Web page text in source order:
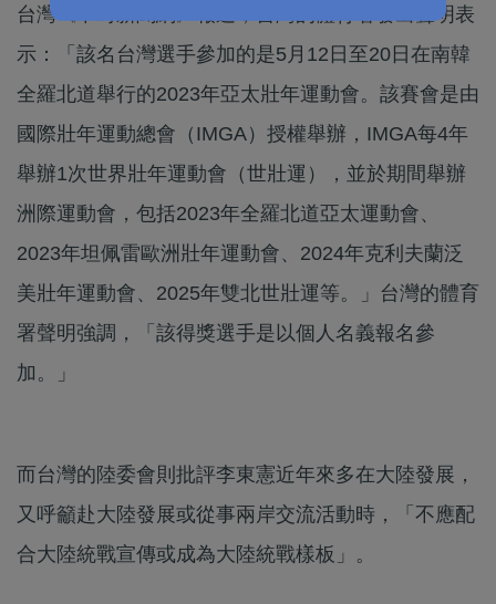
台灣《中時新聞網》報道，台灣的體育署發出聲明表
示：「該名台灣選手參加的是5月12日至20日在南韓
全羅北道舉行的2023年亞太壯年運動會。該賽會是由
國際壯年運動總會（IMGA）授權舉辦，IMGA每4年
舉辦1次世界壯年運動會（世壯運），並於期間舉辦
洲際運動會，包括2023年全羅北道亞太運動會、
2023年坦佩雷歐洲壯年運動會、2024年克利夫蘭泛
美壯年運動會、2025年雙北世壯運等。」台灣的體育
署聲明強調，「該得獎選手是以個人名義報名參
加。」
而台灣的陸委會則批評李東憲近年來多在大陸發展，
又呼籲赴大陸發展或從事兩岸交流活動時，「不應配
合大陸統戰宣傳或成為大陸統戰樣板」。